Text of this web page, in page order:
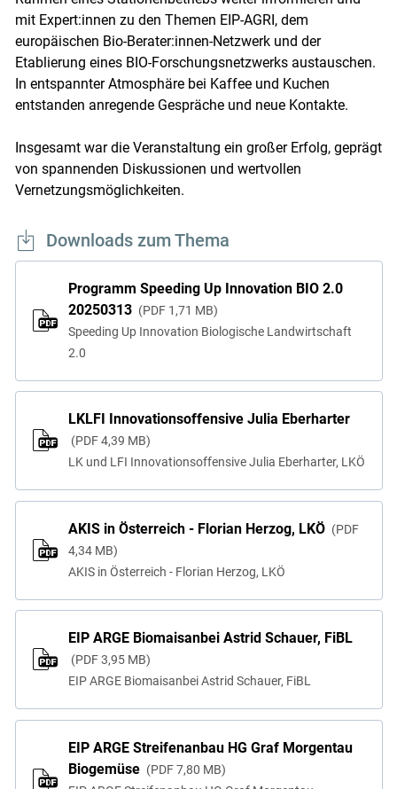
mit Expert:innen zu den Themen EIP-AGRI, dem
europäischen Bio-Berater:innen-Netzwerk und der
Etablierung eines BIO-Forschungsnetzwerks austauschen.
In entspannter Atmosphäre bei Kaffee und Kuchen
entstanden anregende Gespräche und neue Kontakte.
Insgesamt war die Veranstaltung ein großer Erfolg, geprägt
von spannenden Diskussionen und wertvollen
Vernetzungsmöglichkeiten.
Downloads zum Thema
Programm Speeding Up Innovation BIO 2.0
20250313
PDF 1,71 MB
Speeding Up Innovation Biologische Landwirtschaft
2.0
LKLFI Innovationsoffensive Julia Eberharter
PDF 4,39 MB
LK und LFI Innovationsoffensive Julia Eberharter, LKÖ
AKIS in Österreich - Florian Herzog, LKÖ
PDF
4,34 MB
AKIS in Österreich - Florian Herzog, LKÖ
EIP ARGE Biomaisanbei Astrid Schauer, FiBL
PDF 3,95 MB
EIP ARGE Biomaisanbei Astrid Schauer, FiBL
EIP ARGE Streifenanbau HG Graf Morgentau
Biogemüse
PDF 7,80 MB